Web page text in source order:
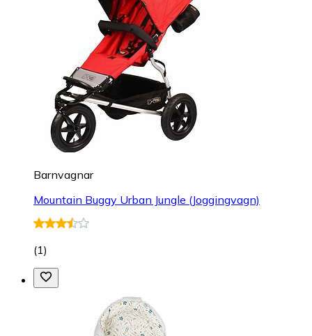
Barnvagnar
Mountain Buggy Urban Jungle (Joggingvagn)
(1)